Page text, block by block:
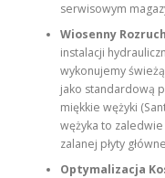
serwisowym
Wiosenny
instalacji
wykonujemy
jako standardową
miękkie wężyki
wężyka to zaledwie
zalanej płyty
Optymalizacja